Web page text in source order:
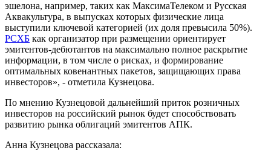
эшелона, например, таких как МаксимаТелеком и Русская
Аквакультура, в выпусках которых физические лица
выступили ключевой категорией (их доля превысила 50%).
РСХБ как организатор при размещении ориентирует
эмитентов-дебютантов на максимально полное раскрытие
информации, в том числе о рисках, и формирование
оптимальных ковенантных пакетов, защищающих права
инвесторов», - отметила Кузнецова.
По мнению Кузнецовой дальнейший приток розничных
инвесторов на российский рынок будет способствовать
развитию рынка облигаций эмитентов АПК.
Анна Кузнецова рассказала: